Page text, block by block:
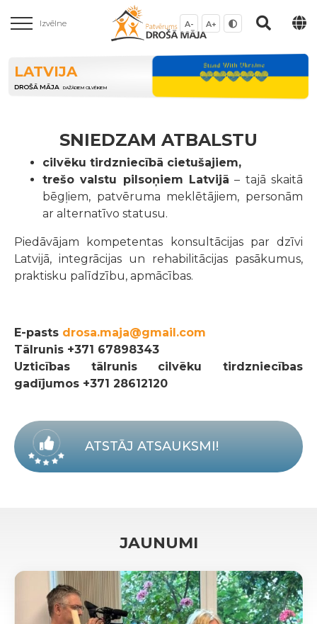
Izvēlne A- A+
LATVIJA
DROŠĀ MĀJA DAŽĀDIEM CILVĒKIEM
SNIEDZAM ATBALSTU
cilvēku tirdzniecībā cietušajiem,
trešo valstu pilsoņiem Latvijā – tajā skaitā
bēgļiem, patvēruma meklētājiem, personām
ar alternatīvo statusu.
Piedāvājam kompetentas konsultācijas par dzīvi
Latvijā, integrācijas un rehabilitācijas pasākumus,
praktisku palīdzību, apmācības.
E-pasts drosa.maja@gmail.com
Tālrunis +371 67898343
Uzticības tālrunis cilvēku tirdzniecības
gadījumos +371 28612120
ATSTĀJ ATSAUKSMI!
JAUNUMI